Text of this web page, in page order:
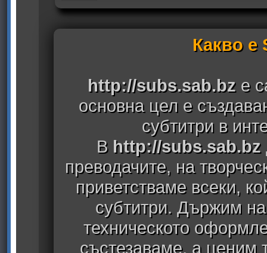
Какво е
http://subs.sab.bz е
основна цел е
субтитри в
В http://subs.sab.bz
преводачите, на
приветстваме всеки,
субтитри. Държим
техническото
състезаваме, а ценим